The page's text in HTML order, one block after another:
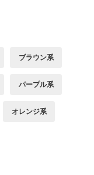
ブラウン系
パープル系
オレンジ系